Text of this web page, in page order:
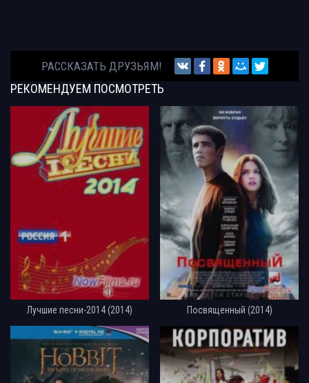
РАССКАЗАТЬ ДРУЗЬЯМ!
РЕКОМЕНДУЕМ ПОСМОТРЕТЬ
Лучшие песни-2014 (2014) Посвященный (2014)